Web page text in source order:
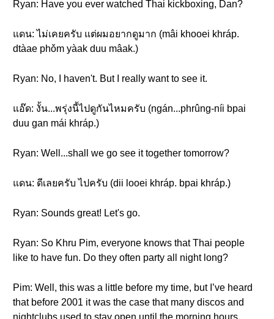
Ryan: Have you ever watched Thai kickboxing, Dan?
แดน: ไม่เคยครับ แต่ผมอยากดูมาก (mâi khooei khráp.
dtàae phǒm yàak duu mâak.)
Ryan: No, I haven't. But I really want to see it.
แอ๊ด: งั้น...พรุ่งนี้ไปดูกันไหมครับ (ngán...phrûng-níi bpai
duu gan mái khráp.)
Ryan: Well...shall we go see it together tomorrow?
แดน: ดีเลยครับ ไปครับ (dii looei khráp. bpai khráp.)
Ryan: Sounds great! Let's go.
Ryan: So Khru Pim, everyone knows that Thai people
like to have fun. Do they often party all night long?
Pim: Well, this was a little before my time, but I’ve heard
that before 2001 it was the case that many discos and
nightclubs used to stay open until the morning hours.